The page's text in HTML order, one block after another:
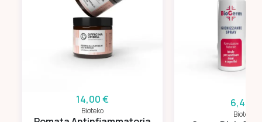
14,00 €
Bioteko
6,40 €
Bioteko